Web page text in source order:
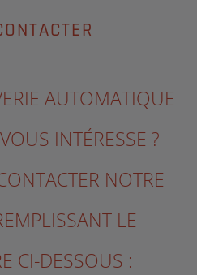
AUTOMATIQUE
INTÉRESSE ?
NOTRE
LE
CI-DESSOUS :